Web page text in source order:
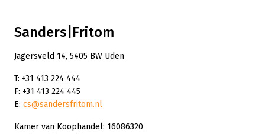
Sanders|Fritom
Jagersveld 14, 5405 BW Uden
T: +31 413 224 444
F: +31 413 224 445
E: cs@sandersfritom.nl
Kamer van Koophandel: 16086320